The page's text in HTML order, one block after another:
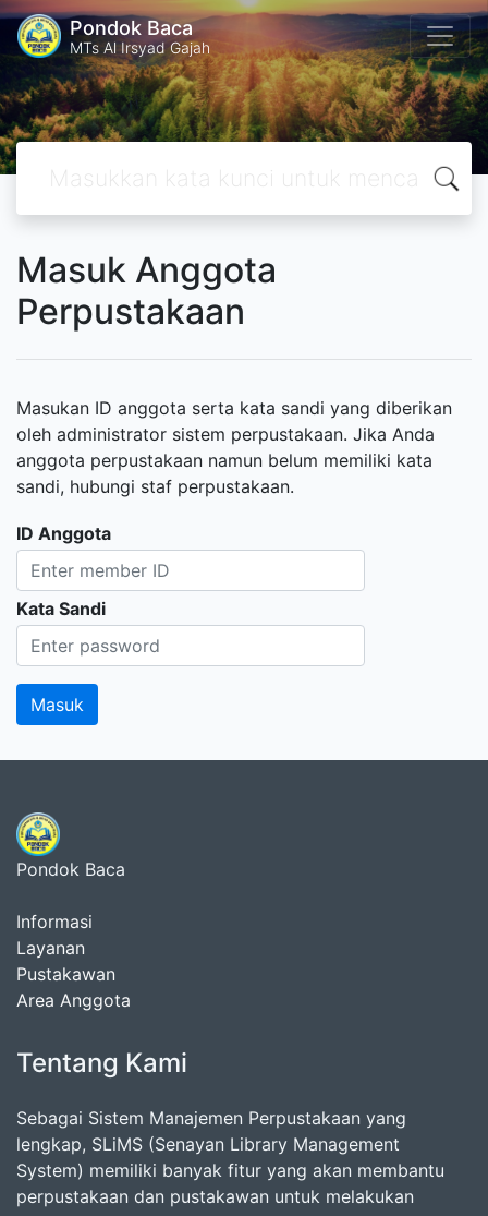
Pondok Baca
MTs Al Irsyad Gajah
Masuk Anggota
Perpustakaan
Masukan ID anggota serta kata sandi yang diberikan
oleh administrator sistem perpustakaan. Jika Anda
anggota perpustakaan namun belum memiliki kata
sandi, hubungi staf perpustakaan.
ID Anggota
Kata Sandi
Pondok Baca
Informasi
Layanan
Pustakawan
Area Anggota
Tentang Kami
Sebagai Sistem Manajemen Perpustakaan yang
lengkap, SLiMS (Senayan Library Management
System) memiliki banyak fitur yang akan membantu
perpustakaan dan pustakawan untuk melakukan